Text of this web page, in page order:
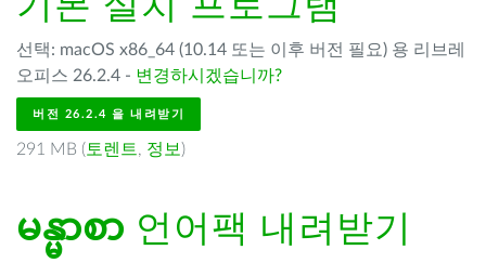
선택: macOS x86_64 (10.14 또는 이후 버전 필요) 용 리브레
오피스 26.2.4 - 변경하시겠습니까?
버전 26.2.4 을 내려받기
291 MB ( 토렌트, 정보 )
မန္မာစာ 언어팩 내려받기